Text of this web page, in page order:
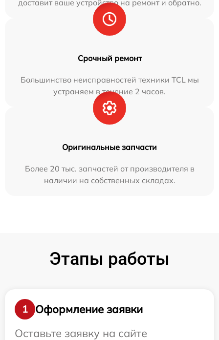
доставит ваше устройство на ремонт и обратно.
Срочный ремонт
Большинство неисправностей техники TCL мы
устраняем в течение 2 часов.
Оригинальные запчасти
Более 20 тыс. запчастей от производителя в
наличии на собственных складах.
Этапы работы
1
Оформление заявки
Оставьте заявку на сайте